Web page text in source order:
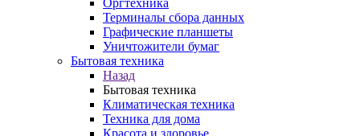
Оргтехника
Терминалы сбора данных
Графические планшеты
Уничтожители бумаг
Бытовая техника
Назад
Бытовая техника
Климатическая техника
Техника для дома
Красота и здоровье